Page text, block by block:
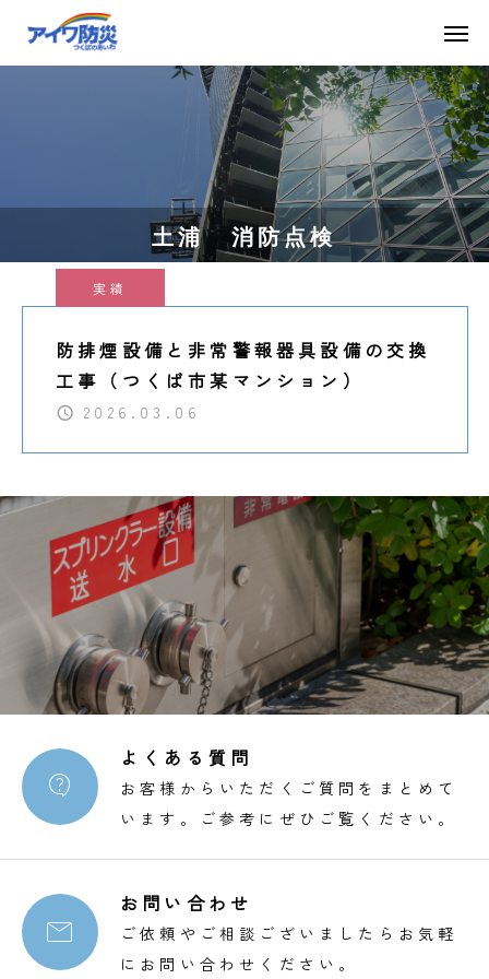
土浦 消防点検
実績
防排煙設備と非常警報器具設備の交換
工事（つくば市某マンション）
2026.03.06

よくある質問
お客様からいただくご質問をまとめて
います。ご参考にぜひご覧ください。

お問い合わせ
ご依頼やご相談ございましたらお気軽
にお問い合わせください。